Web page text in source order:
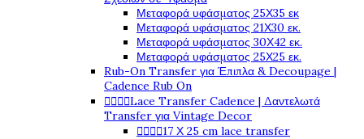
Μεταφορά υφάσματος 25Χ35 εκ
Μεταφορά υφάσματος 21Χ30 εκ.
Μεταφορά υφάσματος 30Χ42 εκ.
Μεταφορά υφάσματος 25Χ25 εκ.
Rub-On Transfer για Έπιπλα & Decoupage |
Cadence Rub On
Lace Transfer Cadence | Δαντελωτά
Transfer για Vintage Decor
17 Χ 25 cm lace transfer